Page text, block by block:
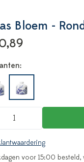
Bloem -
voor 15:00 besteld,